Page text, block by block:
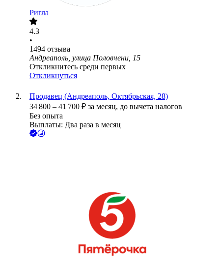
Ригла
4.3
•
1494 отзыва
Андреаполь, улица Половчени, 15
Откликнитесь среди первых
Откликнуться
Продавец (Андреаполь, Октябрьская, 28)
34 800 – 41 700 ₽ за месяц, до вычета налогов
Без опыта
Выплаты: Два раза в месяц